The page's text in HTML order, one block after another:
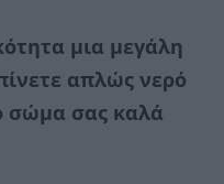
μια μεγάλη
απλώς νερό
σώμα σας καλά